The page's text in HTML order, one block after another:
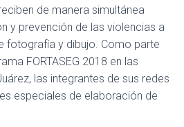
de manera simultánea
y prevención de las violencias a
fotografía y dibujo. Como parte
FORTASEG 2018 en las
las integrantes de sus redes
especiales de elaboración de